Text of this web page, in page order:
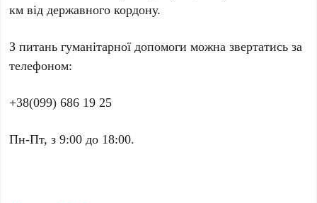
км від державного кордону.
З питань гуманітарної допомоги можна звертатись за
телефоном:
+38(099) 686 19 25
Пн-Пт, з 9:00 до 18:00.